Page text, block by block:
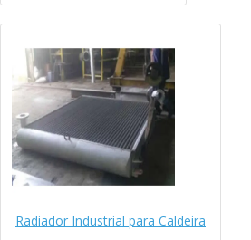
Radiador Industrial para Caldeira